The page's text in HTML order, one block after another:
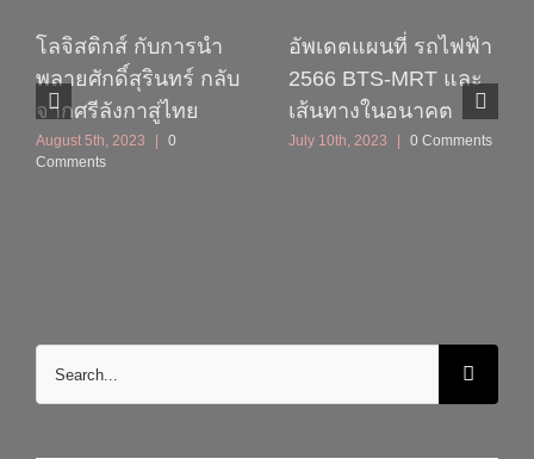
โลจิสติกส์ กับการนำ
พลายศักดิ์สุรินทร์ กลับ
จากศรีลังกาสู่ไทย
August 5th, 2023
0
Comments
อัพเดตแผนที่ รถไฟฟ้า
2566 BTS-MRT และ
เส้นทางในอนาคต
July 10th, 2023 0 Comments